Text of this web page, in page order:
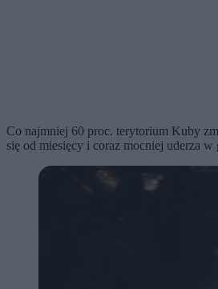
Co najmniej 60 proc. terytorium Kuby
się od miesięcy i coraz mocniej uderza w